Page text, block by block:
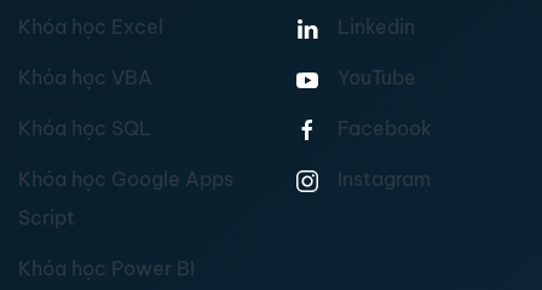
Khóa học Excel
Khóa học VBA
Khóa học SQL
Khóa học Google Apps
Script
Khóa học Power BI
Linkedin
YouTube
Facebook
Instagram